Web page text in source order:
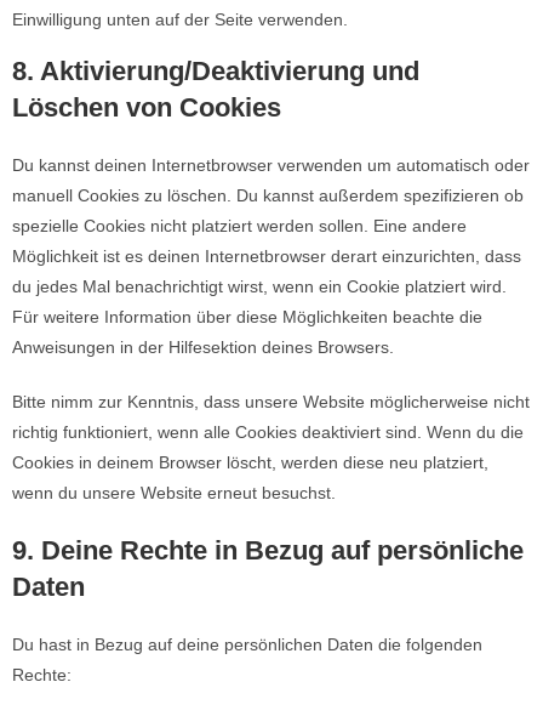
Einwilligung unten auf der Seite verwenden.
8. Aktivierung/Deaktivierung und
Löschen von Cookies
Du kannst deinen Internetbrowser verwenden um automatisch oder
manuell Cookies zu löschen. Du kannst außerdem spezifizieren ob
spezielle Cookies nicht platziert werden sollen. Eine andere
Möglichkeit ist es deinen Internetbrowser derart einzurichten, dass
du jedes Mal benachrichtigt wirst, wenn ein Cookie platziert wird.
Für weitere Information über diese Möglichkeiten beachte die
Anweisungen in der Hilfesektion deines Browsers.
Bitte nimm zur Kenntnis, dass unsere Website möglicherweise nicht
richtig funktioniert, wenn alle Cookies deaktiviert sind. Wenn du die
Cookies in deinem Browser löscht, werden diese neu platziert,
wenn du unsere Website erneut besuchst.
9. Deine Rechte in Bezug auf persönliche
Daten
Du hast in Bezug auf deine persönlichen Daten die folgenden
Rechte: